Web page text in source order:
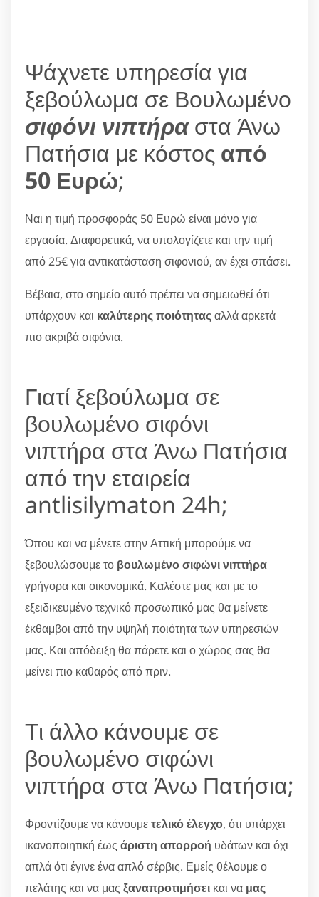
Ψάχνετε υπηρεσία για
ξεβούλωμα σε Βουλωμένο
σιφόνι νιπτήραστα Άνω
Πατήσια με κόστος από
50 Ευρώ;
Ναι η τιμή προσφοράς 50 Ευρώ είναι μόνο για
εργασία. Διαφορετικά, να υπολογίζετε και την τιμή
από 25€ για αντικατάσταση σιφονιού, αν έχει σπάσει.
Βέβαια, στο σημείο αυτό πρέπει να σημειωθεί ότι
υπάρχουν και καλύτερης ποιότηταςαλλά αρκετά
πιο ακριβά σιφόνια.
Γιατί ξεβούλωμα σε
βουλωμένο σιφόνι
νιπτήρα στα Άνω Πατήσια
από την εταιρεία
antlisilymaton 24h;
Όπου και να μένετε στην Αττική μπορούμε να
ξεβουλώσουμε το βουλωμένο σιφώνι νιπτήρα
γρήγορα και οικονομικά. Καλέστε μας και με το
εξειδικευμένο τεχνικό προσωπικό μας θα μείνετε
έκθαμβοι από την υψηλή ποιότητα των υπηρεσιών
μας. Και απόδειξη θα πάρετε και ο χώρος σας θα
μείνει πιο καθαρός από πριν.
Τι άλλο κάνουμε σε
βουλωμένο σιφώνι
νιπτήρα στα Άνω Πατήσια;
Φροντίζουμε να κάνουμετελικό έλεγχο, ότι υπάρχει
ικανοποιητική έως άριστη απορροή υδάτων και όχι
απλά ότι έγινε ένα απλό σέρβις. Εμείς θέλουμε ο
πελάτης και να μας ξαναπροτιμήσει και να μας